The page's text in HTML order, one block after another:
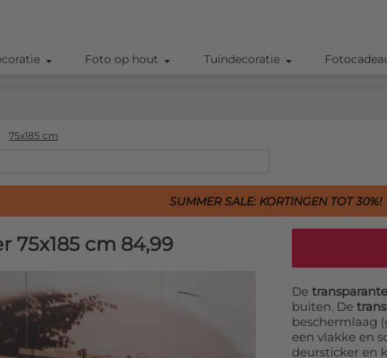
Foto op hout Tuindecoratie
75x185 cm
SUMMER SALE: KORTINGEN TOT 30%!
75x185 cm 84,99
De
buiten. De
beschermlaag
een vlakke en
deursticker en